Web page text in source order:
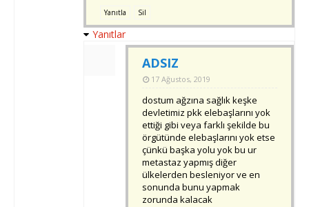
Yanıtla Sil
Yanıtlar
ADSIZ
17 Ağustos, 2019
dostum ağzına sağlık keşke
devletimiz pkk elebaşlarını yok
ettiği gibi veya farklı şekilde bu
örgütünde elebaşlarını yok etse
çünkü başka yolu yok bu ur
metastaz yapmış diğer
ülkelerden besleniyor ve en
sonunda bunu yapmak
zorunda kalacak